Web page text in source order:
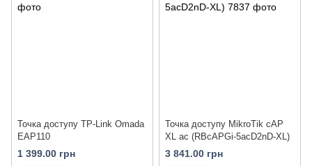
Точка доступу TP-Link Omada
EAP110
1 399.00 грн
Точка доступу MikroTik cAP
XL ac (RBcAPGi-5acD2nD-XL)
3 841.00 грн